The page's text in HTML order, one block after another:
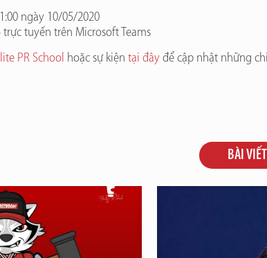
ngày 10/05/2020
tuyến trên Microsoft Teams
PR School hoặc sự kiệntại đây để cập nhật những
BÀI